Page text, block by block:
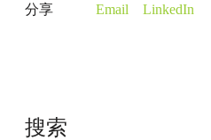
分享 Email LinkedIn
搜索